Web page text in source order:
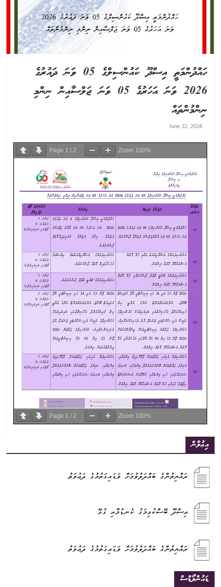
ހައްދުންމަތީ އިސްދޫ ކައުންސިލްގެ 05 ވަނަ ދައުރުގެ
2026 ވަނަ އަހަރުގެ 05 ވަނަ ޖަލްސާއިން ނިންމި
ނިންމުންތައް
June 22, 2026
Page 1 / 2 Zoom 100%
Page 1 / 2 Zoom 100%
އިޢުލާން
ރައްޔިތުންގެ ބައްދަލުވުމަށް ވަޑައިގަތުމުގެ ދަޢުވަތު
އިސްދޫ ބޭސްކުޅިމަގު ކެނޑުމާއި ގުޅޭ
ރައްޔިތުންގެ ބައްދަލުވުމަށް ވަޑައިގަތުމުގެ ދަޢުވަތު
ޑައުންލޯޑްސް